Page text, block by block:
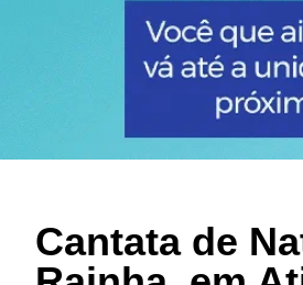
Cantata de